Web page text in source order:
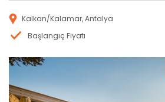
Kalkan/Kalamar, Antalya
Başlangıç Fiyatı